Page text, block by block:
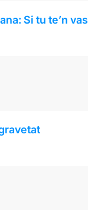
Si tu te’n vas